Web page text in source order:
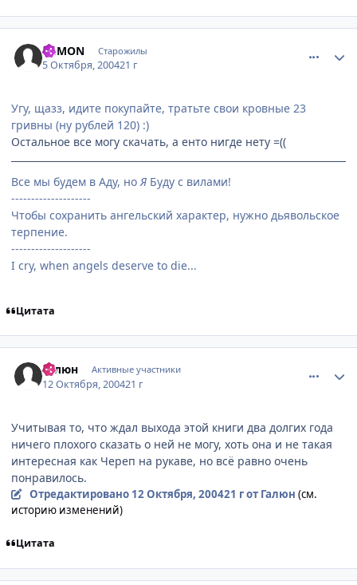
DeMON Старожилы
5 Октября, 200421 г
Угу, щазз, идите покупайте, тратьте свои кровные 23
гривны (ну рублей 120) :)
Остальное все могу скачать, а енто нигде нету =((
Все мы будем в Аду, ноЯ Буду с вилами!
--------------------
Чтобы сохранить ангельский характер, нужно дьявольское
терпение.
--------------------
I cry, when angels deserve to die...
Цитата
Галюн Активные участники
12 Октября, 200421 г
Учитывая то, что ждал выхода этой книги два долгих года
ничего плохого сказать о ней не могу, хоть она и не такая
интересная как Череп на рукаве, но всё равно очень
понравилось.
Отредактировано 12 Октября, 200421 гот Галюн (см.
историю изменений)
Цитата